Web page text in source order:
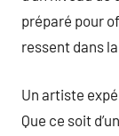
préparé pour
ressent dans
Un artiste
Que ce soit